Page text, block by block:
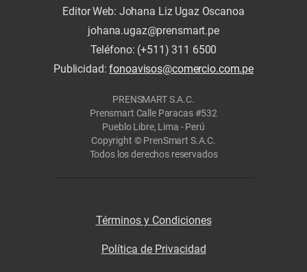
Editor Web: Johana Liz Ugaz Oscanoa
johana.ugaz@prensmart.pe
Teléfono: (+511) 311 6500
Publicidad:fonoavisos@comercio.com.pe
PRENSMART S.A.C.
Prensmart Calle Paracas #532
Pueblo Libre, Lima - Perú
Copyright © PrenSmart S.A.C.
Todos los derechos reservados
Términos y Condiciones
Política de Privacidad